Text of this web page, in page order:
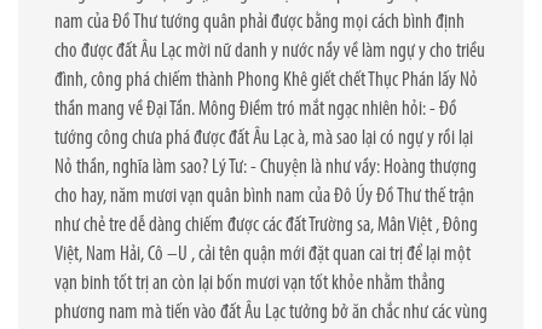
nam của Đồ Thư tướng quân phải được bằng mọi cách bình định
cho được đất Âu Lạc mời nữ danh y nước nầy về làm ngự y cho triều
đình, công phá chiếm thành Phong Khê giết chết Thục Phán lấy Nỏ
thần mang về Đại Tần. Mông Điềm tró mắt ngạc nhiên hỏi: - Đồ
tướng công chưa phá được đất Âu Lạc à, mà sao lại có ngự y rồi lại
Nỏ thần, nghĩa làm sao? Lý Tư: - Chuyện là như vầy: Hoàng thượng
cho hay, năm mươi vạn quân bình nam của Đô Úy Đồ Thư thế trận
như chẻ tre dễ dàng chiếm được các đất Trường sa, Mân Việt , Đông
Việt, Nam Hải, Cô –U , cải tên quận mới đặt quan cai trị để lại một
vạn binh tốt trị an còn lại bốn mươi vạn tốt khỏe nhằm thẳng
phương nam mà tiến vào đất Âu Lạc tưởng bở ăn chắc như các vùng